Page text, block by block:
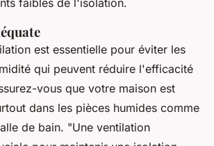
est essentielle pour éviter les
qui peuvent réduire l'efficacité
vous que votre maison est
dans les pièces humides comme
de bain. "Une ventilation